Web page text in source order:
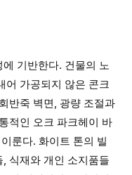
기반한다. 건물의 노
어 가공되지 않은 콘크
반죽 벽면, 광량 조절과
적인 오크 파크헤이 바
룬다. 화이트 톤의 빌
식재와 개인 소지품들